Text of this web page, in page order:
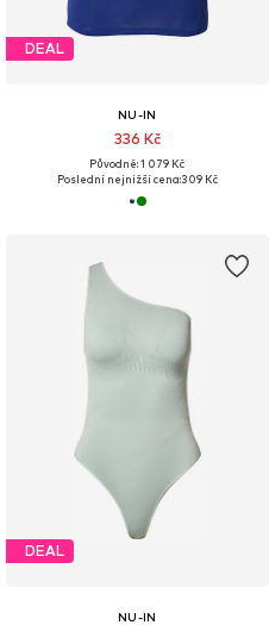
DEAL
NU-IN
336 Kč
Původně: 1 079 Kč
Poslední nejnižší cena:309 Kč
DEAL
NU-IN